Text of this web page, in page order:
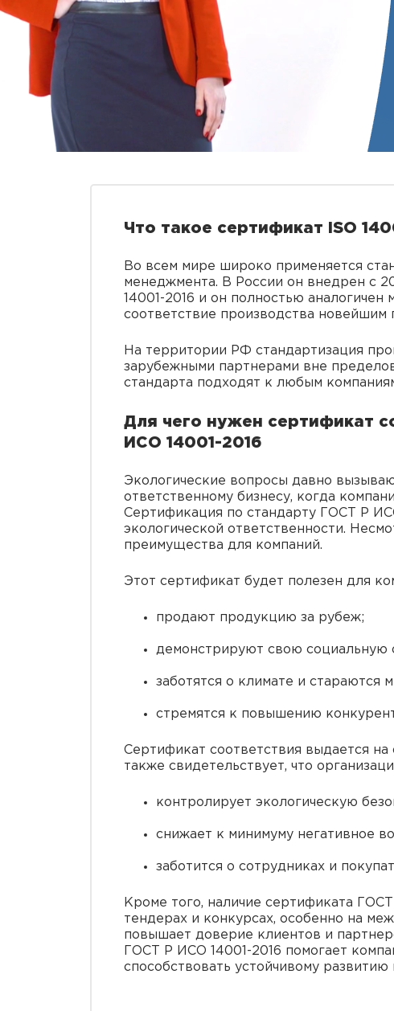
Что такое сертификат ISO
Во всем мире широко применяется
менеджмента. В России он внедрен с
14001-2016 и он полностью
соответствие производства новейшим
На территории РФ стандартизация
зарубежными партнерами вне
стандарта подходят к любым
Для чего нужен сертификат
ИСО 14001-2016
Экологические вопросы давно
ответственному бизнесу, когда
Сертификация по стандарту ГОСТ Р
экологической ответственности.
преимущества для компаний.
Этот сертификат будет полезен для
продают продукцию за рубеж;
демонстрируют свою социальную
заботятся о климате и стараются
стремятся к повышению
Сертификат соответствия выдается
также свидетельствует, что
контролирует экологическую
снижает к минимуму негативное
заботится о сотрудниках и
Кроме того, наличие сертификата
тендерах и конкурсах, особенно на
повышает доверие клиентов и
ГОСТ Р ИСО 14001-2016 помогает
способствовать устойчивому